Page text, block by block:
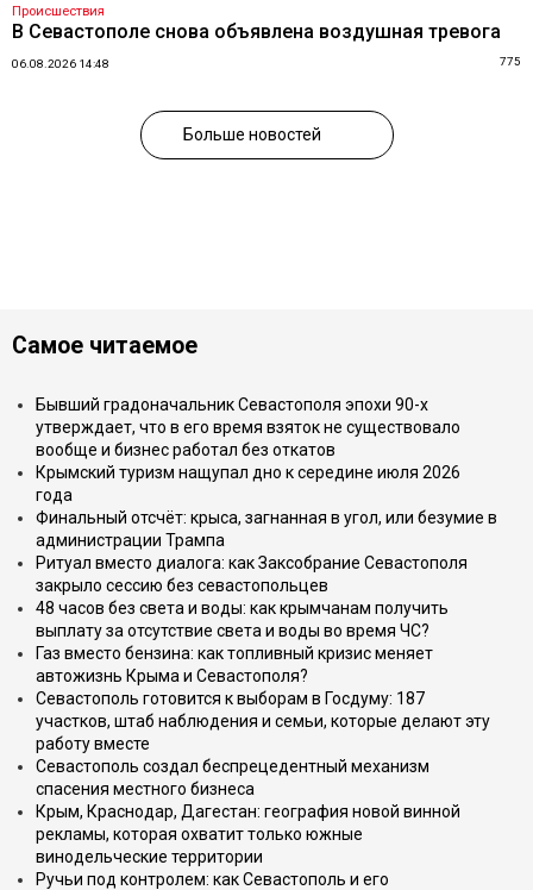
Происшествия
В Севастополе снова объявлена воздушная тревога
06.08.2026 14:48 775
Больше новостей
Самое читаемое
Бывший градоначальник Севастополя эпохи 90-х
утверждает, что в его время взяток не существовало
вообще и бизнес работал без откатов
Крымский туризм нащупал дно к середине июля 2026
года
Финальный отсчёт: крыса, загнанная в угол, или безумие в
администрации Трампа
Ритуал вместо диалога: как Заксобрание Севастополя
закрыло сессию без севастопольцев
48 часов без света и воды: как крымчанам получить
выплату за отсутствие света и воды во время ЧС?
Газ вместо бензина: как топливный кризис меняет
автожизнь Крыма и Севастополя?
Севастополь готовится к выборам в Госдуму: 187
участков, штаб наблюдения и семьи, которые делают эту
работу вместе
Севастополь создал беспрецедентный механизм
спасения местного бизнеса
Крым, Краснодар, Дагестан: география новой винной
рекламы, которая охватит только южные
винодельческие территории
Ручьи под контролем: как Севастополь и его